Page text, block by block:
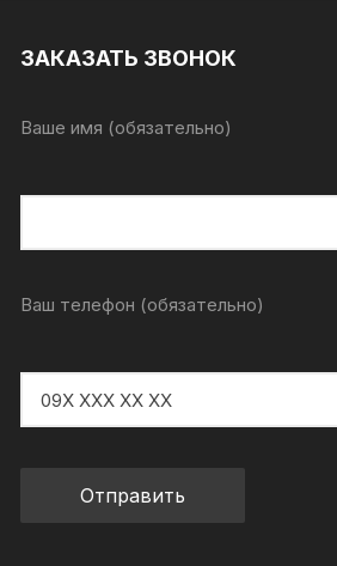
ЗАКАЗАТЬ ЗВОНОК
Ваше имя (обязательно)
Ваш телефон (обязательно)